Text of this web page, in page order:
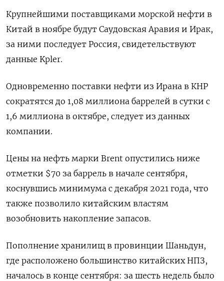
Крупнейшими поставщиками морской нефти в
Китай в ноябре будут Саудовская Аравия и Ирак,
за ними последует Россия, свидетельствуют
данные Kpler.
Одновременно поставки нефти из Ирана в КНР
сократятся до 1,08 миллиона баррелей в сутки с
1,6 миллиона в октябре, следует из данных
компании.
Цены на нефть марки Brent опустились ниже
отметки $70 за баррель в начале сентября,
коснувшись минимума с декабря 2021 года, что
также позволило китайским властям
возобновить накопление запасов.
Пополнение хранилищ в провинции Шаньдун,
где расположено большинство китайских НПЗ,
началось в конце сентября: за шесть недель было